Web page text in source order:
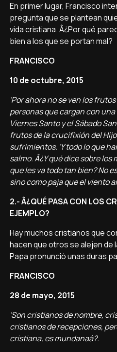
En primer lugar, Francisco
pregunta que se plantean
vida cristiana. Â¿Por qué
bien a los que se portan mal?
FRANCISCO
10 de octubre, 2015
'Por ahora no se ven los
personas que cargan con
Viernes Santo y el Sábado
frutos de la crucifixión del
sufrimientos. 'Y todo lo que
salmo. Â¿Y qué dice sobre los
que les va todo tan bien? No
sino como paja que el viento
2.- Â¿QUÉ PASA CON LOS
EJEMPLO?
Hay muchos cristianos que
hacen que otros se alejen de
Papa pronunció unas duras
FRANCISCO
28 de mayo, 2015
'Son cristianos de nombre,
cristianos de recepciones,
cristiana, es mundanaâ?.